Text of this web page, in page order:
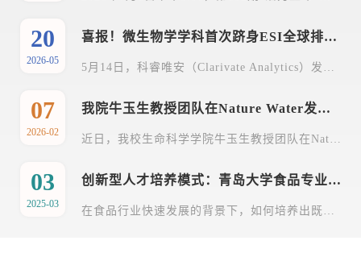
20
2026-05
喜报！微生物学学科首次跻身ESI全球排名前1%
07
2026-02
我院牛玉生教授团队在Nature Water发表重要研究成果
03
2025-03
创新型人才培养模式：青岛大学食品专业教育的科产教融合新实践（转自今日头条、搜狐网、百度新闻）